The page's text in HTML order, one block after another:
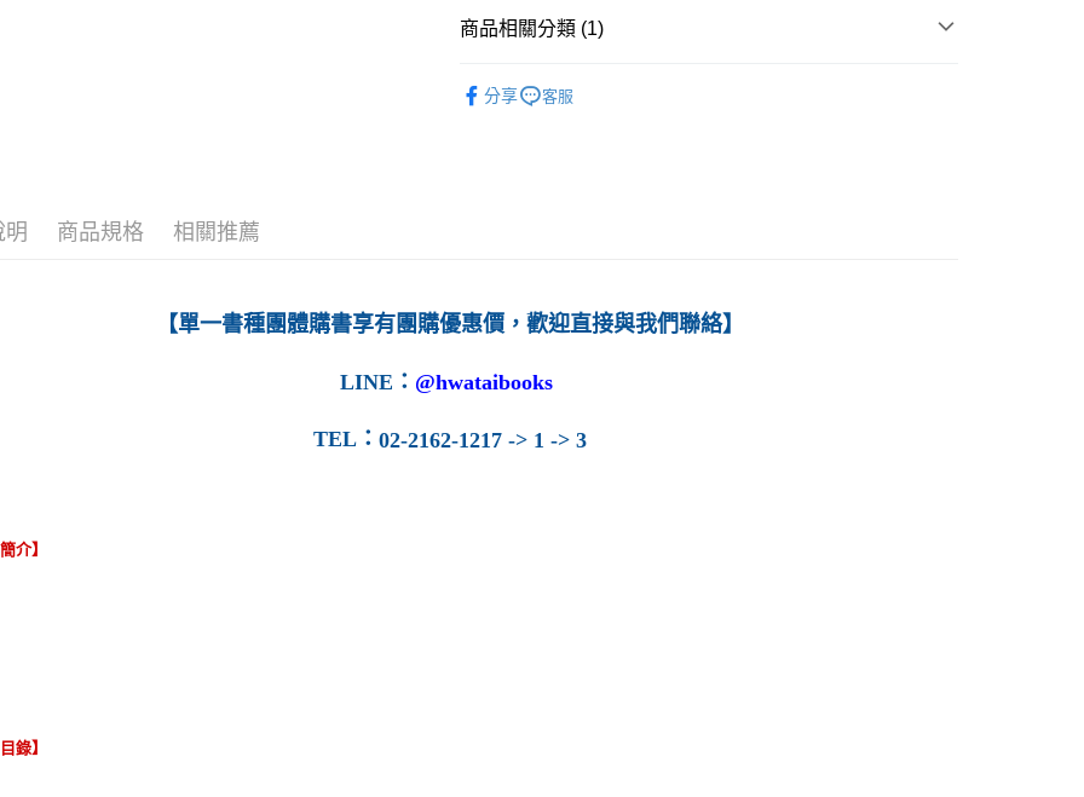
每筆NT$60
商品相關分類 (1)
分享
客服
明 商品規格 相關推薦
【單一書種團體購書享有團購優惠價，歡迎直接與我們聯絡】
LINE ： @hwataibooks
TEL： 02-2162-1217 -> 1 -> 3
介】
錄】